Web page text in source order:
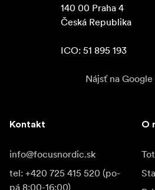
140 00 Praha 4
Česká Republika
ICO: 51 895 193
Nájsť na
Kontakt
info@focusnordic.sk
tel: +420 725 415 520 (po-
pá 8:00-16:00)
O